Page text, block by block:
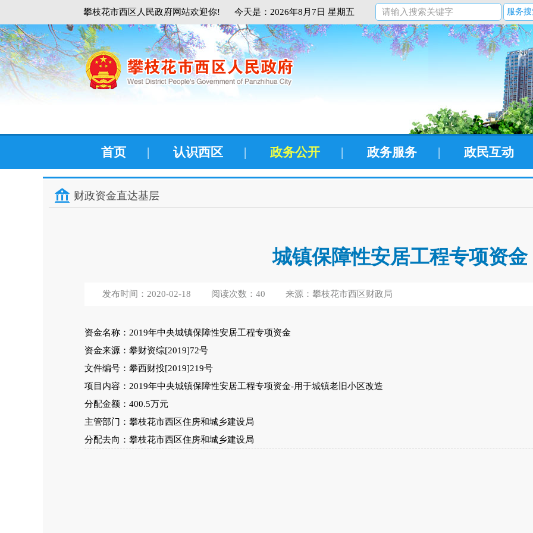
攀枝花市西区人民政府网站欢迎你! 今天是：2026年8月7日 星期五 服务
首页 | 认识西区 | 政务公开 | 政务服务 | 政民互动
财政资金直达基层
城镇保障性安居工程专项资金
发布时间：2020-02-18 阅读次数： 40 来源：攀枝花市西区财政局
资金名称：2019年中央城镇保障性安居工程专项资金
资金来源：攀财资综[2019]72号
文件编号：攀西财投[2019]219号
项目内容：2019年中央城镇保障性安居工程专项资金-用于城镇老旧小区改造
分配金额：400.5万元
主管部门：攀枝花市西区住房和城乡建设局
分配去向：攀枝花市西区住房和城乡建设局